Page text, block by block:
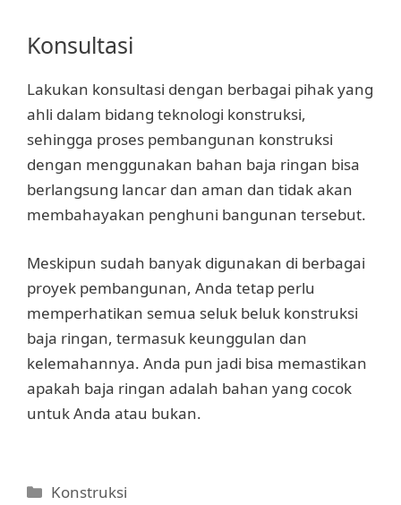
Konsultasi
Lakukan konsultasi dengan berbagai pihak yang
ahli dalam bidang teknologi konstruksi,
sehingga proses pembangunan konstruksi
dengan menggunakan bahan baja ringan bisa
berlangsung lancar dan aman dan tidak akan
membahayakan penghuni bangunan tersebut.
Meskipun sudah banyak digunakan di berbagai
proyek pembangunan, Anda tetap perlu
memperhatikan semua seluk beluk konstruksi
baja ringan, termasuk keunggulan dan
kelemahannya. Anda pun jadi bisa memastikan
apakah baja ringan adalah bahan yang cocok
untuk Anda atau bukan.
Categories
Konstruksi